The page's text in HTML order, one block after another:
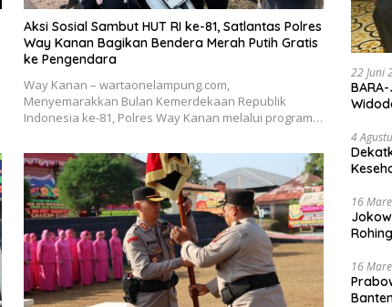
Aksi Sosial Sambut HUT RI ke-81, Satlantas Polres
Way Kanan Bagikan Bendera Merah Putih Gratis
ke Pengendara
Way Kanan – wartaonelampung.com,
Menyemarakkan Bulan Kemerdekaan Republik
Indonesia ke-81, Polres Way Kanan melalui program…
22 Juni
4
16
16